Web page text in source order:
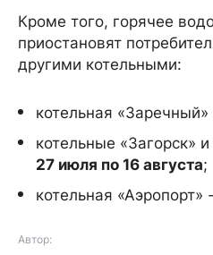
Кроме того, горячее
приостановят
другими котельными:
котельная «Заречный»
котельные «Загорск»
27 июля по 16 августа;
котельная «Аэропорт» -
Автор: